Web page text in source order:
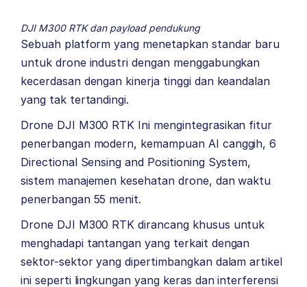
DJI M300 RTK dan payload pendukung
Sebuah platform yang menetapkan standar baru
untuk drone industri dengan menggabungkan
kecerdasan dengan kinerja tinggi dan keandalan
yang tak tertandingi.
Drone DJI M300 RTK Ini mengintegrasikan fitur
penerbangan modern, kemampuan AI canggih, 6
Directional Sensing and Positioning System,
sistem manajemen kesehatan drone, dan waktu
penerbangan 55 menit.
Drone DJI M300 RTK dirancang khusus untuk
menghadapi tantangan yang terkait dengan
sektor-sektor yang dipertimbangkan dalam artikel
ini seperti lingkungan yang keras dan interferensi